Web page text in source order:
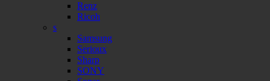
Renz
Ricoh
s
Samsung
Serioux
Sharp
SONY